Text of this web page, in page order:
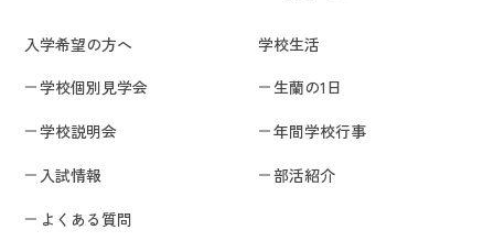
入学希望の方へ
学校個別見学会
学校説明会
入試情報
よくある質問
学校生活
生蘭の1日
年間学校行事
部活紹介